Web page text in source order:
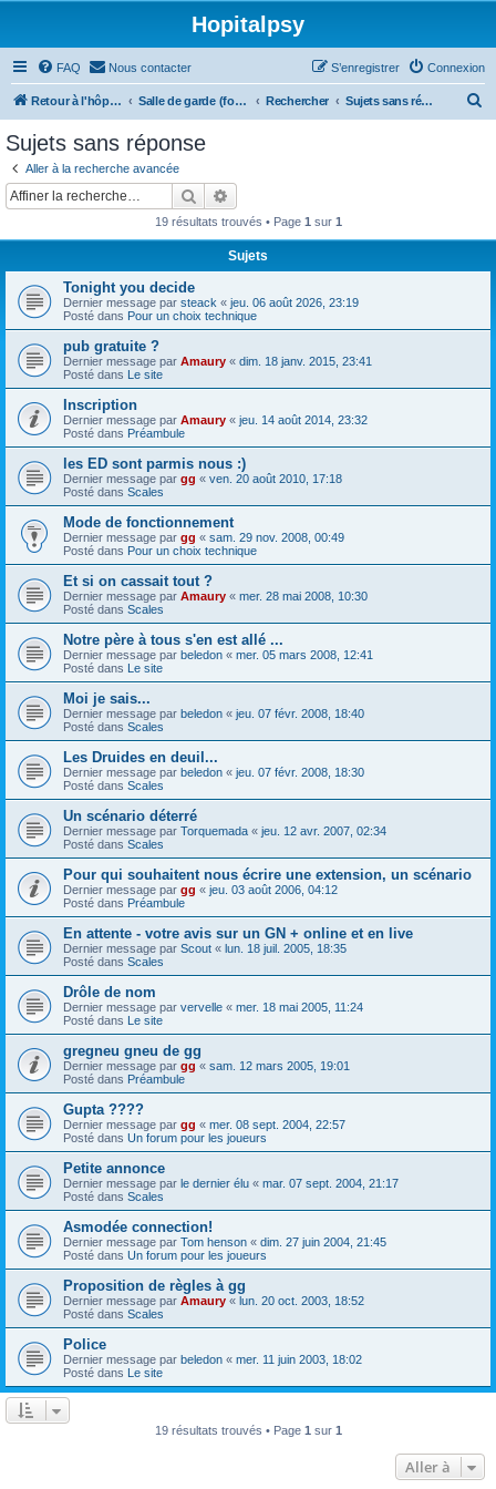
Hopitalpsy
FAQ Nous contacter Connexion
S’enregistrer
Retour à l'hôpital Salle de garde (forum) Rechercher Sujets sans réponse
Sujets sans réponse
Aller à la recherche avancée
Rechercher
19 résultats trouvés • Page 1 sur 1
Sujets
Tonight you decide
Dernier message par steack « jeu. 06 août 2026, 23:19
Posté dans Pour un choix technique
pub gratuite ?
Dernier message par Amaury « dim. 18 janv. 2015, 23:41
Posté dans Le site
Inscription
Dernier message par Amaury « jeu. 14 août 2014, 23:32
Posté dans Préambule
les ED sont parmis nous :)
Dernier message par gg « ven. 20 août 2010, 17:18
Posté dans Scales
Mode de fonctionnement
Dernier message par gg « sam. 29 nov. 2008, 00:49
Posté dans Pour un choix technique
Et si on cassait tout ?
Dernier message par Amaury « mer. 28 mai 2008, 10:30
Posté dans Scales
Notre père à tous s'en est allé ...
Dernier message par beledon « mer. 05 mars 2008, 12:41
Posté dans Le site
Moi je sais...
Dernier message par beledon « jeu. 07 févr. 2008, 18:40
Posté dans Scales
Les Druides en deuil...
Dernier message par beledon « jeu. 07 févr. 2008, 18:30
Posté dans Scales
Un scénario déterré
Dernier message par Torquemada « jeu. 12 avr. 2007, 02:34
Posté dans Scales
Pour qui souhaitent nous écrire une extension, un scénario
Dernier message par gg « jeu. 03 août 2006, 04:12
Posté dans Préambule
En attente - votre avis sur un GN + online et en live
Dernier message par Scout « lun. 18 juil. 2005, 18:35
Posté dans Scales
Drôle de nom
Dernier message par vervelle « mer. 18 mai 2005, 11:24
Posté dans Le site
gregneu gneu de gg
Dernier message par gg « sam. 12 mars 2005, 19:01
Posté dans Préambule
Gupta ????
Dernier message par gg « mer. 08 sept. 2004, 22:57
Posté dans Un forum pour les joueurs
Petite annonce
Dernier message par le dernier élu « mar. 07 sept. 2004, 21:17
Posté dans Scales
Asmodée connection!
Dernier message par Tom henson « dim. 27 juin 2004, 21:45
Posté dans Un forum pour les joueurs
Proposition de règles à gg
Dernier message par Amaury « lun. 20 oct. 2003, 18:52
Posté dans Scales
Police
Dernier message par beledon « mer. 11 juin 2003, 18:02
Posté dans Le site
19 résultats trouvés • Page 1 sur 1
Aller à